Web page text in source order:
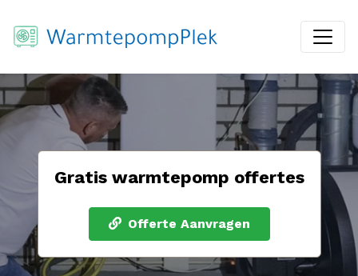
Gratis warmtepomp offertes
Offerte Aanvragen